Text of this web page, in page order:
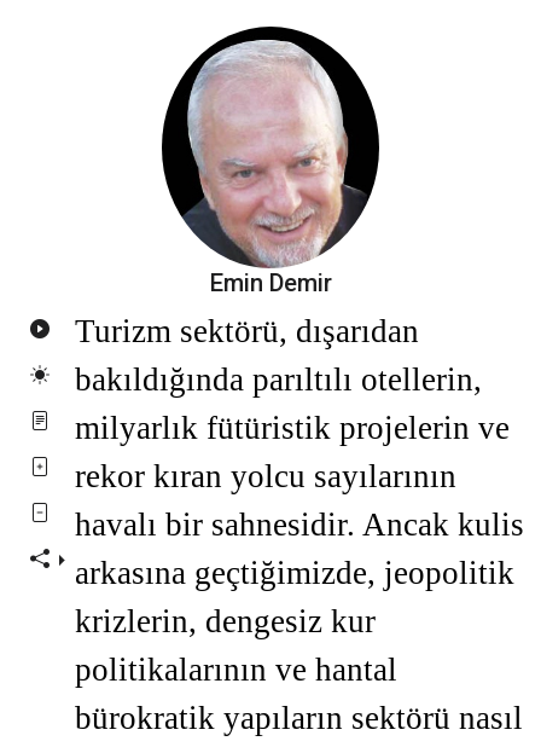
Emin Demir
Turizm sektörü, dışarıdan
bakıldığında parıltılı otellerin,
milyarlık fütüristik projelerin ve
rekor kıran yolcu sayılarının
havalı bir sahnesidir. Ancak kulis
arkasına geçtiğimizde, jeopolitik
krizlerin, dengesiz kur
politikalarının ve hantal
bürokratik yapıların sektörü nasıl